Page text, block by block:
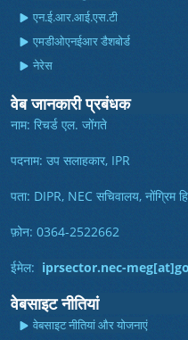
एन.ई.आर.आई.एस.टी
एमडीओएनईआर डैशबोर्ड
नेरेस
वेब जानकारी प्रबंधक
नाम: रिचर्ड एल. जोंगते
पदनाम: उप सलाहकार, IPR
पता: DIPR, NEC सचिवालय, नोंग्रिम
फ़ोन: 0364-2522662
ईमेल: iprsector.nec-
वेबसाइट नीतियां
वेबसाइट नीतियां और योजनाएं